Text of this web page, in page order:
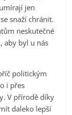
jen
snaží chránit.
neskutečné
aby byl u nás
politickým
i přes
V přírodě díky
daleko lepší